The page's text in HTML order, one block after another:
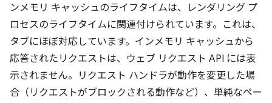
ンメモリ キャッシュのライフタイムは、レンダリング プ
ロセスのライフタイムに関連付けられています。これは、
タブにほぼ対応しています。インメモリ キャッシュから
応答されたリクエストは、ウェブ リクエスト API には表
示されません。リクエスト ハンドラが動作を変更した場
合（リクエストがブロックされる動作など）、単純なペー